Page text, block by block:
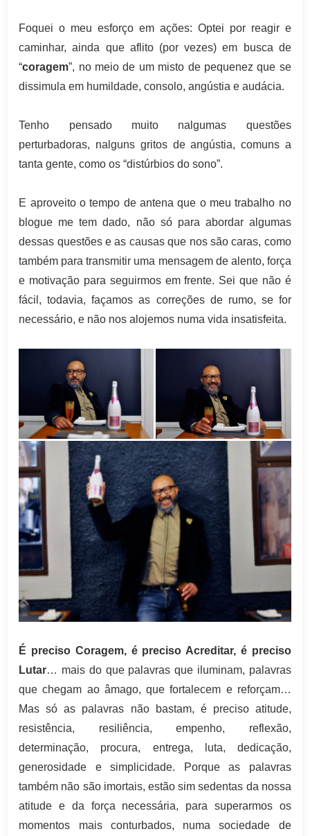
Foquei o meu esforço em ações: Optei por reagir e
caminhar, ainda que aflito (por vezes) em busca de
“coragem”, no meio de um misto de pequenez que se
dissimula em humildade, consolo, angústia e audácia.
Tenho pensado muito nalgumas questões
perturbadoras, nalguns gritos de angústia, comuns a
tanta gente, como os “distúrbios do sono”.
E aproveito o tempo de antena que o meu trabalho no
blogue me tem dado, não só para abordar algumas
dessas questões e as causas que nos são caras, como
também para transmitir uma mensagem de alento, força
e motivação para seguirmos em frente. Sei que não é
fácil, todavia, façamos as correções de rumo, se for
necessário, e não nos alojemos numa vida insatisfeita.
É preciso Coragem, é preciso Acreditar, é preciso
Lutar… mais do que palavras que iluminam, palavras
que chegam ao âmago, que fortalecem e reforçam…
Mas só as palavras não bastam, é preciso atitude,
resistência, resiliência, empenho, reflexão,
determinação, procura, entrega, luta, dedicação,
generosidade e simplicidade. Porque as palavras
também não são imortais, estão sim sedentas da nossa
atitude e da força necessária, para superarmos os
momentos mais conturbados, numa sociedade de